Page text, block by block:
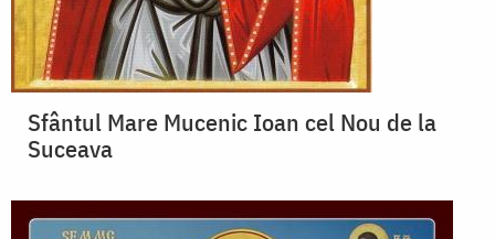
Sfântul Mare Mucenic Ioan cel Nou de la
Suceava